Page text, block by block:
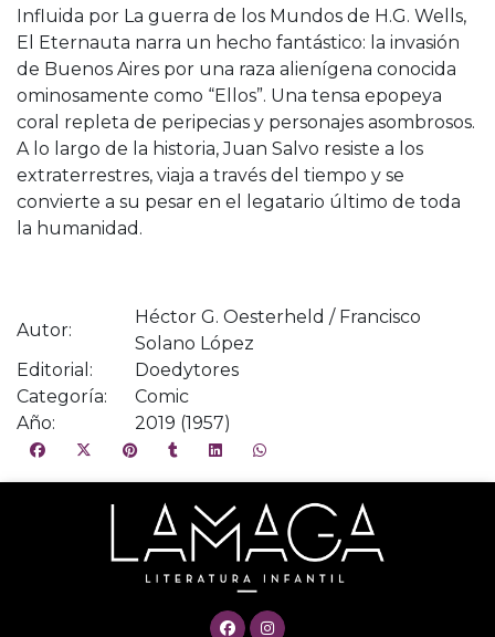
Influida por La guerra de los Mundos de H.G. Wells,
El Eternauta narra un hecho fantástico: la invasión
de Buenos Aires por una raza alienígena conocida
ominosamente como “Ellos”. Una tensa epopeya
coral repleta de peripecias y personajes asombrosos.
A lo largo de la historia, Juan Salvo resiste a los
extraterrestres, viaja a través del tiempo y se
convierte a su pesar en el legatario último de toda
la humanidad.
Autor:
Héctor G. Oesterheld / Francisco
Solano López
Editorial:
Doedytores
Categoría:
Comic
Año:
2019 (1957)